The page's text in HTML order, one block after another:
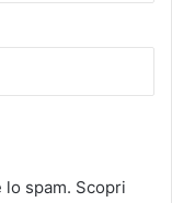
spam. Scopri